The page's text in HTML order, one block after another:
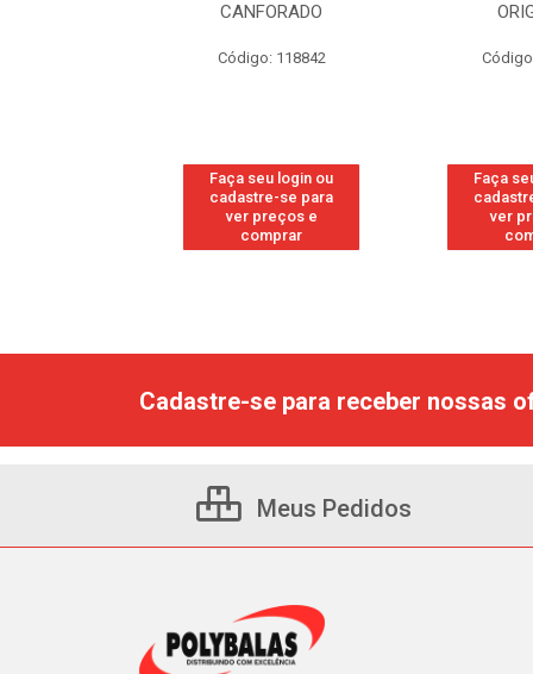
CANFORADO
Código: 118842
Faça seu login ou
cadastre-se para
ver preços e
comprar
Faça
ver
Cadastre-se para receber nossas
Meus Pedidos